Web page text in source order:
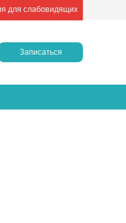
для слабовидящих
Записаться